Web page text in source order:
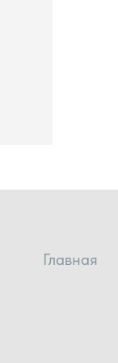
Главная